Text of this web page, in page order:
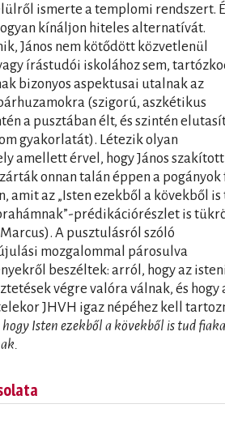
ismerte a templomi rendszert.
kínáljon hiteles alternatívát.
János nem kötődött közvetlenül
írástudói iskolához sem,
bizonyos aspektusai utalnak az
(szigorú, aszkétikus
a pusztában élt, és szintén
gyakorlatát). Létezik olyan
amellett érvel, hogy János
onnan talán éppen a pogányok
amit az „Isten ezekből a kövekből
prédikációrészlet is
A pusztulásról szóló
mozgalommal párosulva
beszéltek: arról, hogy az
végre valóra válnak, és hogy
JHVH igaz népéhez kell
Isten ezekből a kövekből is tud